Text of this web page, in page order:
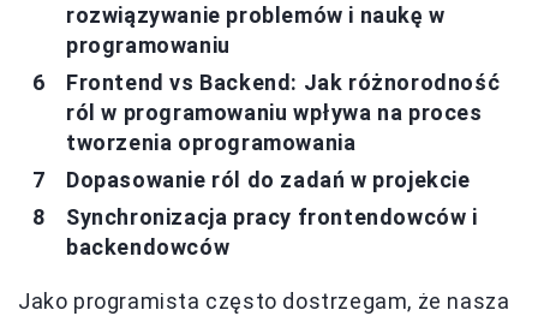
rozwiązywanie problemów i naukę w
programowaniu
Frontend vs Backend: Jak różnorodność
ról w programowaniu wpływa na proces
tworzenia oprogramowania
Dopasowanie ról do zadań w projekcie
Synchronizacja pracy frontendowców i
backendowców
Jako programista często dostrzegam, że nasza